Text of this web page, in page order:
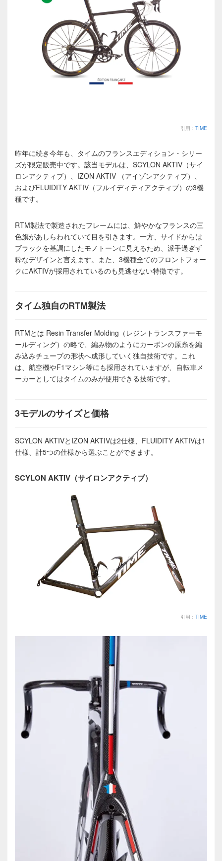
引用： TIME
昨年に続き今年も、タイムのフランスエディション・シリー
ズが限定販売中です。該当モデルは、SCYLON AKTIV（サイ
ロンアクティブ）、IZON AKTIV （アイゾンアクティブ）、
およびFLUIDITY AKTIV（フルイディティアクティブ）の3機
種です。
RTM製法で製造されたフレームには、鮮やかなフランスの三
色旗があしらわれていて目を引きます。一方、サイドからは
ブラックを基調にしたモノトーンに見えるため、派手過ぎず
粋なデザインと言えます。また、3機種全てのフロントフォー
クにAKTIVが採用されているのも見逃せない特徴です。
タイム独自のRTM製法
RTMとは Resin Transfer Molding（レジントランスファーモ
ールディング）の略で、編み物のようにカーボンの原糸を編
み込みチューブの形状へ成形していく独自技術です。これ
は、航空機やF1マシン等にも採用されていますが、自転車メ
ーカーとしてはタイムのみが使用できる技術です。
3モデルのサイズと価格
SCYLON AKTIVとIZON AKTIVは2仕様、FLUIDITY AKTIVは1
仕様、計5つの仕様から選ぶことができます。
SCYLON AKTIV（サイロンアクティブ）
引用： TIME